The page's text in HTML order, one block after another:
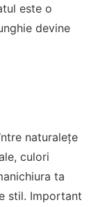
este o
devine
naturalețe
culori
ta
stil. Important